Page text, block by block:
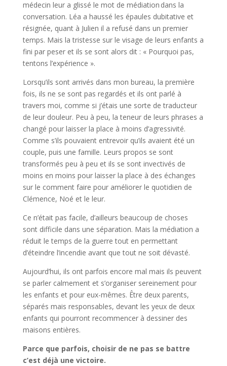
médecin leur a glissé le mot de médiation dans la
conversation. Léa a haussé les épaules dubitative et
résignée, quant à Julien il a refusé dans un premier
temps. Mais la tristesse sur le visage de leurs enfants a
fini par peser et ils se sont alors dit : « Pourquoi pas,
tentons l’expérience ».
Lorsqu’ils sont arrivés dans mon bureau, la première
fois, ils ne se sont pas regardés et ils ont parlé à
travers moi, comme si j’étais une sorte de traducteur
de leur douleur. Peu à peu, la teneur de leurs phrases a
changé pour laisser la place à moins d’agressivité.
Comme s’ils pouvaient entrevoir qu’ils avaient été un
couple, puis une famille. Leurs propos se sont
transformés peu à peu et ils se sont invectivés de
moins en moins pour laisser la place à des échanges
sur le comment faire pour améliorer le quotidien de
Clémence, Noé et le leur.
Ce n’était pas facile, d’ailleurs beaucoup de choses
sont difficile dans une séparation. Mais la médiation a
réduit le temps de la guerre tout en permettant
d’éteindre l’incendie avant que tout ne soit dévasté.
Aujourd’hui, ils ont parfois encore mal mais ils peuvent
se parler calmement et s’organiser sereinement pour
les enfants et pour eux-mêmes. Être deux parents,
séparés mais responsables, devant les yeux de deux
enfants qui pourront recommencer à dessiner des
maisons entières.
Parce que parfois, choisir de ne pas se battre
c’est déjà une victoire.